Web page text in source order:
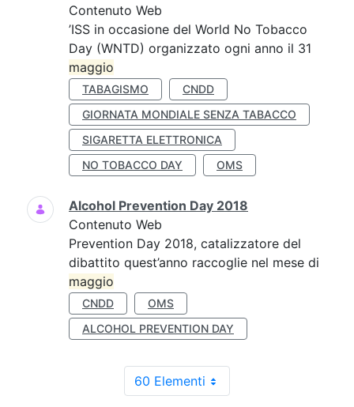
Contenuto Web
’ISS in occasione del World No Tobacco
Day (WNTD) organizzato ogni anno il 31
maggio
TABAGISMO
CNDD
GIORNATA MONDIALE SENZA TABACCO
SIGARETTA ELETTRONICA
NO TOBACCO DAY
OMS
Alcohol Prevention Day 2018
Contenuto Web
Prevention Day 2018, catalizzatore del
dibattito quest’anno raccoglie nel mese di
maggio
CNDD
OMS
ALCOHOL PREVENTION DAY
60 Elementi